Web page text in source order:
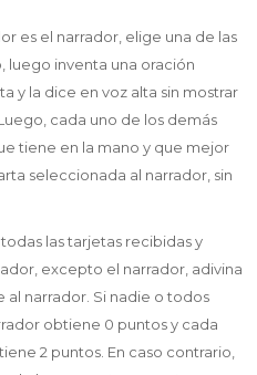
es el narrador, elige una de las
luego inventa una oración
y la dice en voz alta sin mostrar
cada uno de los demás
tiene en la mano y que mejor
seleccionada al narrador, sin
las tarjetas recibidas y
excepto el narrador, adivina
narrador. Si nadie o todos
obtiene 0 puntos y cada
2 puntos. En caso contrario,